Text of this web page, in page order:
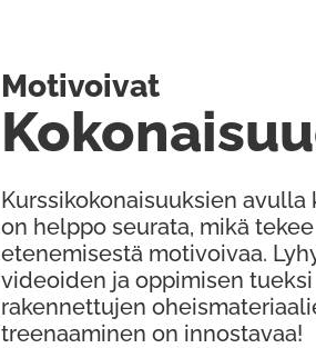
Kurssikokonaisuuksien avulla
on helppo seurata, mikä tekee
etenemisestä motivoivaa.
videoiden ja oppimisen tueksi
rakennettujen
treenaaminen on innostavaa!
Motivoivat